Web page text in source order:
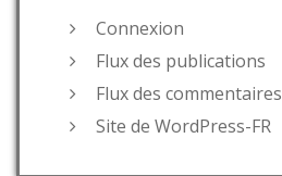
Connexion
Flux des publications
Flux des commentaires
Site de WordPress-FR